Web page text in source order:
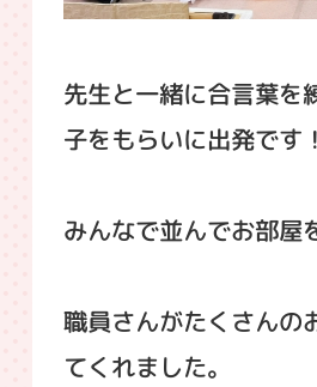
先生と一緒に合言葉を
子をもらいに出発です！
みんなで並んでお部屋
職員さんがたくさんの
てくれました。